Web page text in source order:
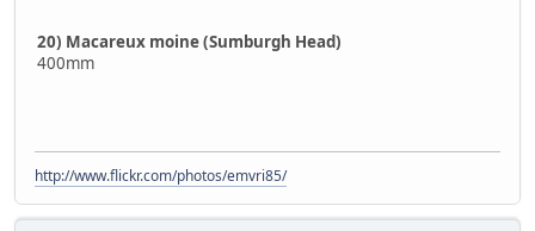
20) Macareux moine (Sumburgh Head)
400mm
http://www.flickr.com/photos/emvri85/